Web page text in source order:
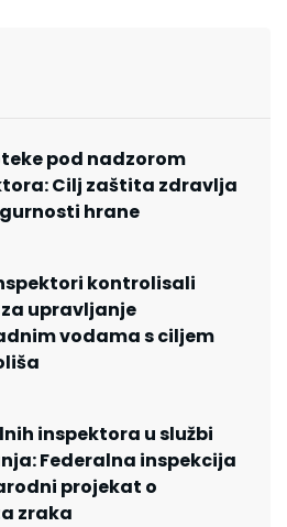
pod nadzorom
Cilj zaštita zdravlja
hrane
kontrolisali
upravljanje
vodama s ciljem
inspektora u službi
Federalna inspekcija
projekat o
zraka